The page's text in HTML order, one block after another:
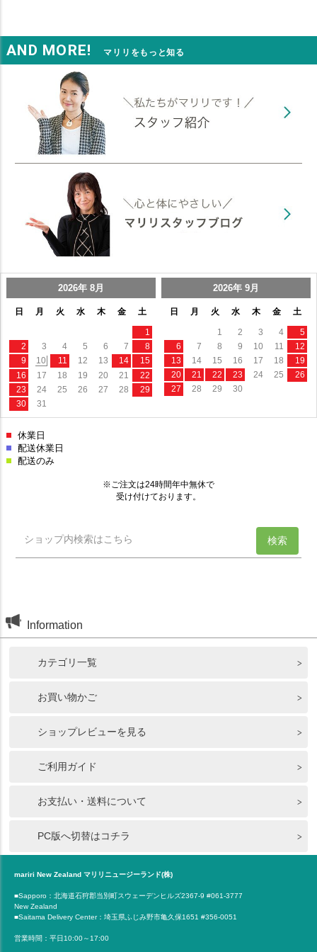
AND MORE! マリリをもっと知る
Information
カテゴリ一覧
お買い物かご
ショップレビューを見る
ご利用ガイド
お支払い・送料について
PC版へ切替はコチラ
mariri New Zealand マリリニュージーランド(株)
■Sapporo：北海道石狩郡当別町スウェーデンヒルズ2367-9 #061-3777
New Zealand
■Saitama Delivery Center：埼玉県ふじみ野市亀久保1651 #356-0051
営業時間：平日10:00～17:00